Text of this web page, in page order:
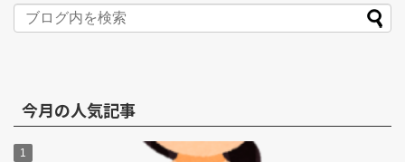
今月の人気記事